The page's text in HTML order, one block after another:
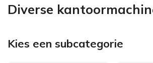
Diverse
Kies een subcategorie